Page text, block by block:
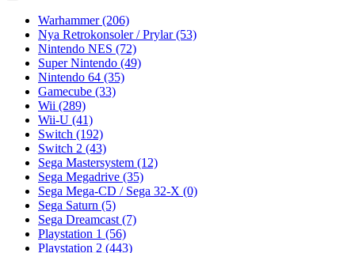
Toggle
navigationWarhammer(206)
Nya Retrokonsoler / Prylar(53)
Nintendo NES (72)
Super Nintendo (49)
Nintendo 64 (35)
Gamecube (33)
Wii (289)
Wii-U (41)
Switch (192)
Switch 2 (43)
Sega Mastersystem (12)
Sega Megadrive (35)
Sega Mega-CD / Sega 32-X (0)
Sega Saturn (5)
Sega Dreamcast (7)
Playstation 1 (56)
Playstation 2 (443)